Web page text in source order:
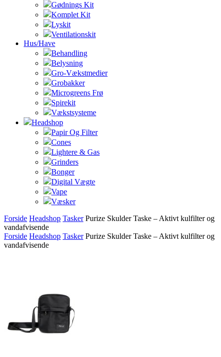
Gødnings Kit
Komplet Kit
Lyskit
Ventilationskit
Hus/Have
Behandling
Belysning
Gro-Vækstmedier
Grobakker
Microgreens Frø
Spirekit
Vækstsysteme
Headshop
Papir Og Filter
Cones
Lightere & Gas
Grinders
Bonger
Digital Vægte
Vape
Væsker
Forside Headshop Tasker Purize Skulder Taske – Aktivt kulfilter og
vandafvisende
Forside Headshop Tasker Purize Skulder Taske – Aktivt kulfilter og
vandafvisende